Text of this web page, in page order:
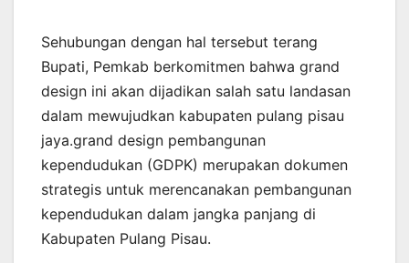
Sehubungan dengan hal tersebut terang
Bupati, Pemkab berkomitmen bahwa grand
design ini akan dijadikan salah satu landasan
dalam mewujudkan kabupaten pulang pisau
jaya.grand design pembangunan
kependudukan (GDPK) merupakan dokumen
strategis untuk merencanakan pembangunan
kependudukan dalam jangka panjang di
Kabupaten Pulang Pisau.